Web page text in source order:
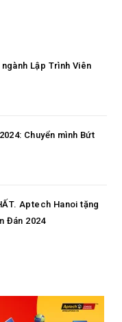
Lập Trình Viên
Chuyển mình Bứt
Aptech Hanoi tặng
Đán 2024